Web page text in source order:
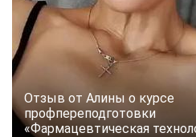
Отзыв от Алины о курсе
профпереподготовки
«Фармацевтическая
Telegram
Vkontakte
Max